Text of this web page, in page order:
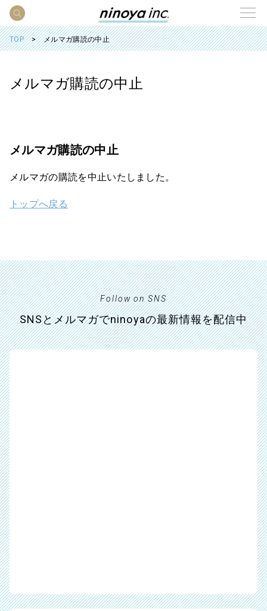
TOP メルマガ購読の中止
メルマガ購読の中止
メルマガ購読の中止
メルマガの購読を中止いたしました。
トップへ戻る
Follow on SNS
SNSとメルマガでninoyaの最新情報を配信中